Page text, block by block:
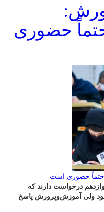
حتماً حضوری
درخواست دارند که
شود ولی آموزش‌وپرورش پاسخ